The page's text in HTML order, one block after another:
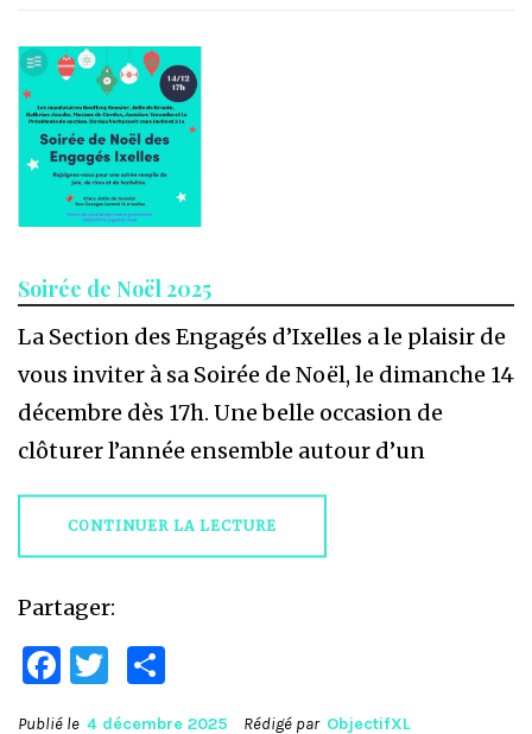
Soirée de Noël 2025
La Section des Engagés d’Ixelles a le plaisir de
vous inviter à sa Soirée de Noël, le dimanche 14
décembre dès 17h. Une belle occasion de
clôturer l’année ensemble autour d’un
CONTINUER LA LECTURE
Partager:
Facebook
Twitter
Publié le 4 décembre 2025 Rédigé par ObjectifXL